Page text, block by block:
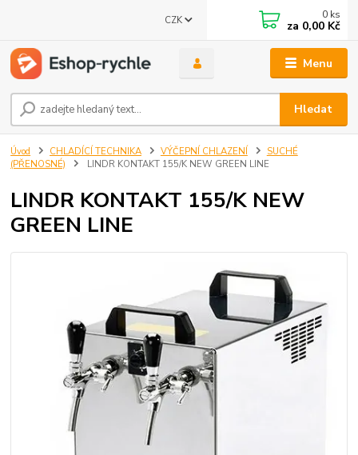
Menu
CZK
Hledat
0 ks
za 0,00 Kč
Úvod CHLADÍCÍ TECHNIKA VÝČEPNÍ CHLAZENÍ
SUCHÉ
(PŘENOSNÉ)
LINDR KONTAKT 155/K NEW GREEN LINE
LINDR KONTAKT 155/K NEW
GREEN LINE